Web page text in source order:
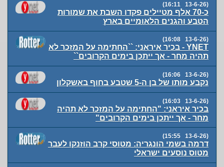
(13-6-26 16:11)
כ-70 אלף מטיילים פקדו השבת את שמורות
הטבע והגנים הלאומיים בארץ
(13-6-26 16:08)
YNET - בכיר איראני: ``החתימה על המזכר לא
תהיה מחר - אך ייתכן בימים הקרובים``
(13-6-26 16:06)
נקבע מותו של בן ה-5 שטבע בחוף באשקלון
(13-6-26 16:03)
בכיר איראני: "החתימה על המזכר לא תהיה
מחר - אך ייתכן בימים הקרובים"
(13-6-26 15:55)
דרמה בשמי הונגריה: מטוסי קרב הוזנקו לעבר
מטוס נוסעים ישראלי